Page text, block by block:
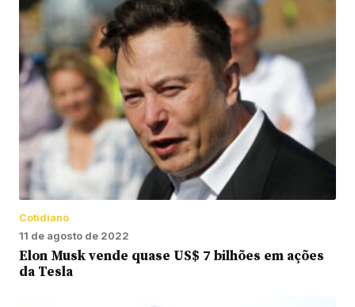
Cotidiano
11 de agosto de 2022
Elon Musk vende quase US$ 7 bilhões em ações
da Tesla